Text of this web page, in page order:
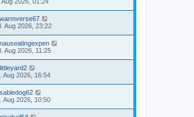
warmverse67
Aug 2026, 23:22
nauseatingexpen
Aug 2026, 11:25
littleyard2
Aug 2026, 16:54
sabledog62
Aug 2026, 10:50